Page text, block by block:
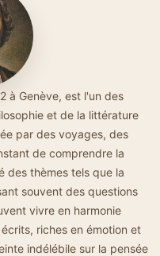
à Genève, est l'un des
et de la littérature
par des voyages, des
de comprendre la
des thèmes tels que la
souvent des questions
vivre en harmonie
riches en émotion et
indélébile sur la pensée